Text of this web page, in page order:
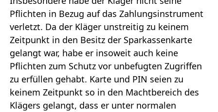
Pflichten in Bezug auf das Zahlungsinstrument
verletzt. Da der Kläger unstreitig zu keinem
Zeitpunkt in den Besitz der Sparkassenkarte
gelangt war, habe er insoweit auch keine
Pflichten zum Schutz vor unbefugten Zugriffen
zu erfüllen gehabt. Karte und PIN seien zu
keinem Zeitpunkt so in den Machtbereich des
Klägers gelangt, dass er unter normalen